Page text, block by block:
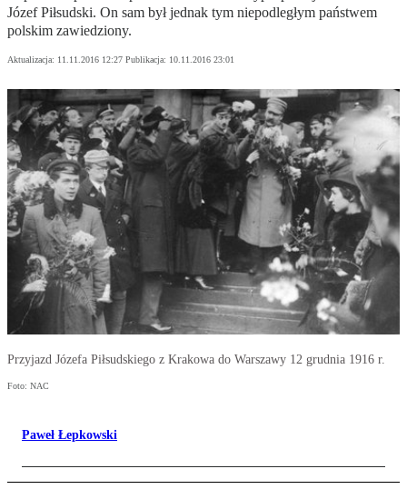
Józef Piłsudski. On sam był jednak tym niepodległym państwem
polskim zawiedziony.
Aktualizacja: 11.11.2016 12:27 Publikacja: 10.11.2016 23:01
Przyjazd Józefa Piłsudskiego z Krakowa do Warszawy 12 grudnia 1916 r.
Foto: NAC
Paweł Łepkowski